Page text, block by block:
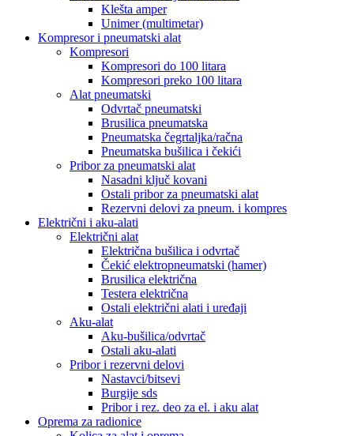
Klešta amper
Unimer (multimetar)
Kompresor i pneumatski alat
Kompresori
Kompresori do 100 litara
Kompresori preko 100 litara
Alat pneumatski
Odvrtač pneumatski
Brusilica pneumatska
Pneumatska čegrtaljka/račna
Pneumatska bušilica i čekići
Pribor za pneumatski alat
Nasadni ključ kovani
Ostali pribor za pneumatski alat
Rezervni delovi za pneum. i kompres
Električni i aku-alati
Električni alat
Električna bušilica i odvrtač
Čekić elektropneumatski (hamer)
Brusilica električna
Testera električna
Ostali električni alati i uređaji
Aku-alat
Aku-bušilica/odvrtač
Ostali aku-alati
Pribor i rezervni delovi
Nastavci/bitsevi
Burgije sds
Pribor i rez. deo za el. i aku alat
Oprema za radionice